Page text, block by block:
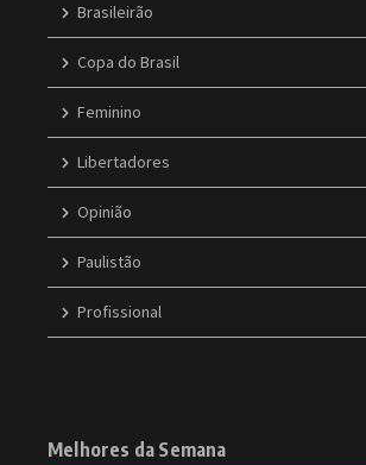
Brasileirão
Copa do Brasil
Feminino
Libertadores
Opinião
Paulistão
Profissional
Melhores da Semana